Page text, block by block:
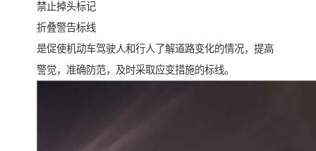
禁止掉头标记
折叠警告标线
是促使机动车驾驶人和行人了解道路变化的情况，提高
警觉，准确防范，及时采取应变措施的标线。